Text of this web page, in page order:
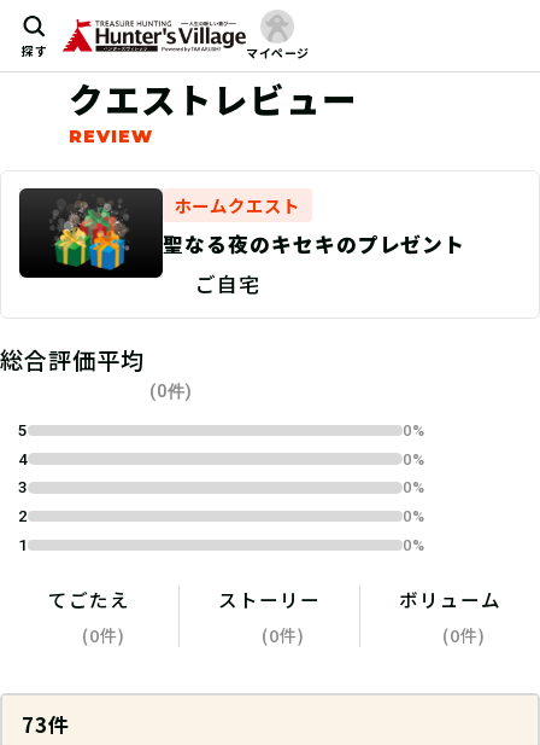
探す マイページ
クエストレビュー
ホームクエスト
聖なる夜のキセキのプレゼント
ご自宅
総合評価平均
(0件)
5
0%
4
0%
3
0%
2
0%
1
0%
てごたえ
(0件)
ストーリー
(0件)
ボリューム
(0件)
73件